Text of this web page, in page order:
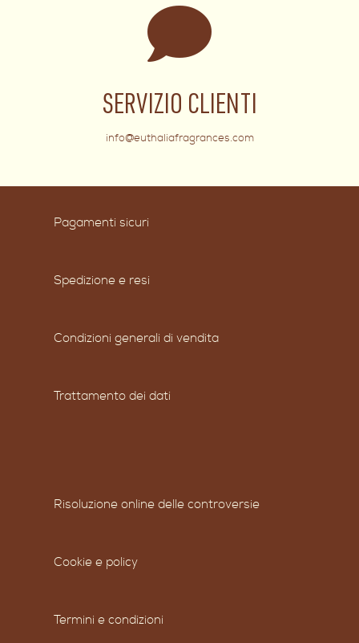
SERVIZIO CLIENTI
info@euthaliafragrances.com
Pagamenti sicuri
Spedizione e resi
Condizioni generali di vendita
Trattamento dei dati
Risoluzione online delle controversie
Cookie e policy
Termini e condizioni